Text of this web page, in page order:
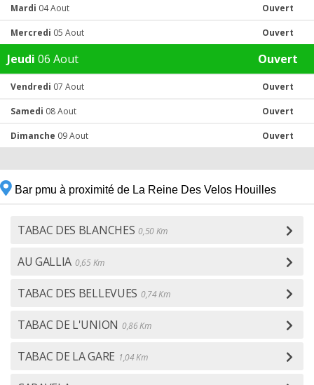
Mardi 04 Aout Ouvert
Mercredi 05 Aout Ouvert
Jeudi 06 Aout Ouvert
Vendredi 07 Aout Ouvert
Samedi 08 Aout Ouvert
Dimanche 09 Aout Ouvert
Bar pmu à proximité de La Reine Des Velos Houilles
TABAC DES BLANCHES 0,50 Km
AU GALLIA 0,65 Km
TABAC DES BELLEVUES 0,74 Km
TABAC DE L'UNION 0,86 Km
TABAC DE LA GARE 1,04 Km